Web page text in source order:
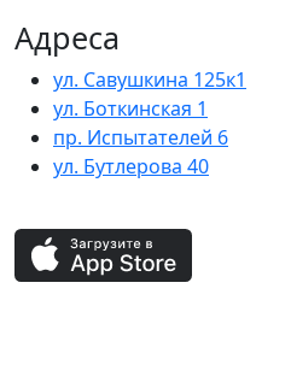
Адреса
ул. Савушкина 125к1
ул. Боткинская 1
пр. Испытателей 6
ул. Бутлерова 40